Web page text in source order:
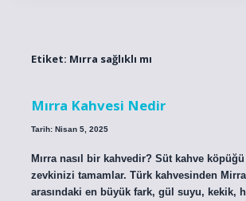
Etiket: Mırra sağlıklı mı
Mırra Kahvesi Nedir
Tarih: Nisan 5, 2025
Mırra nasıl bir kahvedir? Süt kahve köpüğü
zevkinizi tamamlar. Türk kahvesinden
arasındaki en büyük fark, gül suyu, kekik,